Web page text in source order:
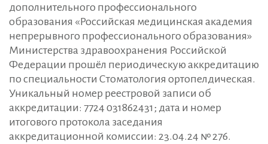
дополнительного профессионального
образования «Российская медицинская академия
непрерывного профессионального образования»
Министерства здравоохранения Российской
Федерации прошёл периодическую аккредитацию
по специальности Стоматология ортопелдическая.
Уникальный номер реестровой записи об
аккредитации: 7724 031862431; дата и номер
итогового протокола заседания
аккредитационной комиссии: 23.04.24 № 276.